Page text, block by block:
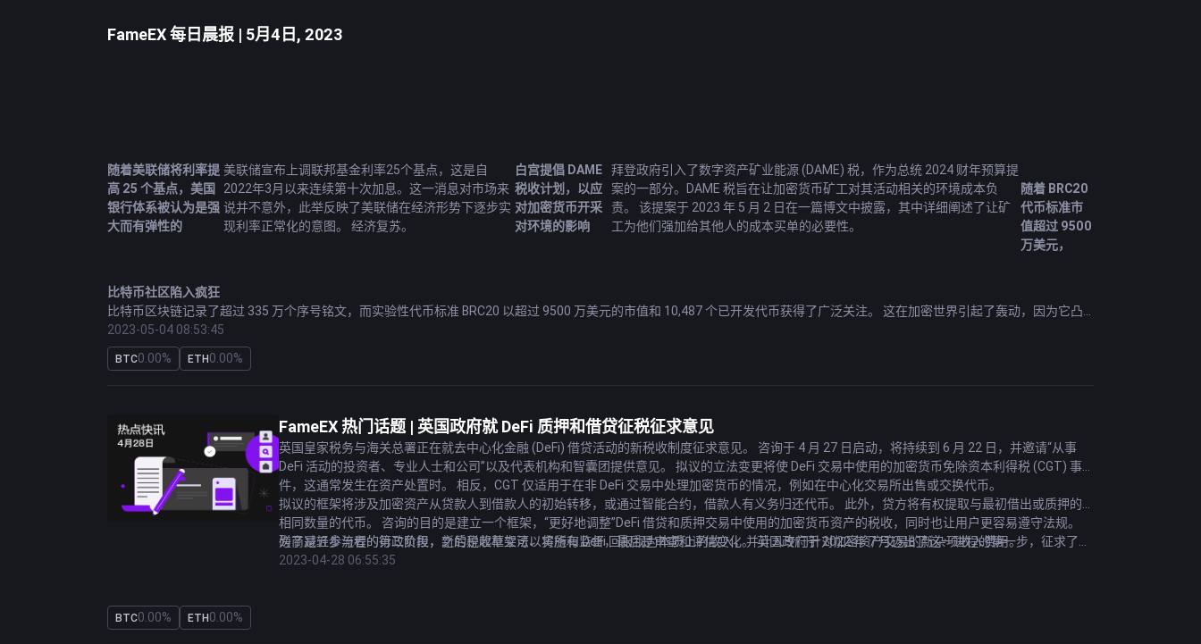
FameEX 每日晨报 | 5月4日, 2023
随着美联储将利率提
高 25 个基点，美国
银行体系被认为是强
大而有弹性的
美联储宣布上调联邦基金利率25个基点，这是自
2022年3月以来连续第十次加息。这一消息对市场来
说并不意外，此举反映了美联储在经济形势下逐步实
现利率正常化的意图。 经济复苏。
白宫提倡 DAME
税收计划，以应
对加密货币开采
对环境的影响
拜登政府引入了数字资产矿业能源 (DAME) 税，作为总统 2024 财年预算提
案的一部分。DAME 税旨在让加密货币矿工对其活动相关的环境成本负
责。 该提案于 2023 年 5 月 2 日在一篇博文中披露，其中详细阐述了让矿
工为他们强加给其他人的成本买单的必要性。
随着 BRC20
代币标准市
值超过 9500
万美元，
比特币社区陷入疯狂
比特币区块链记录了超过 335 万个序号铭文，而实验性代币标准 BRC20 以超过 9500 万美元的市值和 10,487 个已开发代币获得了广泛关注。 这在加密世界引起了轰动，因为它凸
显了人们对比特币网络上的代币标准越来越感兴趣。
中央银行和评级机构的项目记录了俄罗斯银行当年的利润
渣打银行分析师表示，如果美国债务违约，BTC 可能飙升 20,000 美元
渣打银行外汇研究主管 Geoff Kendrick 预测，如果美国违约，比特币价格可能会飙升 20,000 美元。 肯德里克表示，虽然比特币可能会升值，但以太坊等其他加密货币的价格可能会
下跌。 分析师的预测强调了市场对经济和政治不确定性做出反应的趋势，从而导致价格大幅波动。
分析师警告说，第一共和国银行倒闭可能引发更多银行倒闭、全球影响和可能的经济衰退
First Republic Bank 是今年倒闭的第四家美国银行，其接管交易引发了人们对其对美国和国际经济的潜在影响的担忧。 尽管拜登总统已向公众保证银行系统是安全的，但分析人士
警告称，这可能不是当前动荡时期最后一家银行倒闭。 该事件引发了对潜在全球影响的担忧，人们担心经济衰退迫在眉睫。
包括德克萨斯州证券委员会在内的几个州监管机构已针对 Horatiu Charlie Caragaceanu 及其公司 The Shark of Wall Street 和 Hedge4.ai 发布了停止和停止命令，以推广两种加密
货币 - TruthGPT Coin 和 Elon Musk AI Token。 这些命令旨在遏制旨在利用围绕人工智能 (AI) 的热门话题并防止消费者受骗的欺诈性证券计划。
2023-05-04 08:53:45
BTC0.00% ETH0.00%
FameEX 热门话题 | 英国政府就 DeFi 质押和借贷征税征求意见
英国皇家税务与海关总署正在就去中心化金融 (DeFi) 借贷活动的新税收制度征求意见。 咨询于 4 月 27 日启动，将持续到 6 月 22 日，并邀请“从事
DeFi 活动的投资者、专业人士和公司”以及代表机构和智囊团提供意见。 拟议的立法变更将使 DeFi 交易中使用的加密货币免除资本利得税 (CGT) 事
件，这通常发生在资产处置时。 相反，CGT 仅适用于在非 DeFi 交易中处理加密货币的情况，例如在中心化交易所出售或交换代币。
拟议的框架将涉及加密资产从贷款人到借款人的初始转移，或通过智能合约，借款人有义务归还代币。 此外，贷方将有权提取与最初借出或质押的
相同数量的代币。 咨询的目的是建立一个框架，“更好地调整”DeFi 借贷和质押交易中使用的加密货币资产的税收，同时也让用户更容易遵守法规。
为了减轻参与者的行政负担，新的税收框架可以将所有 DeFi 回报视为本质上的收入，并计入专门针对加密资产交易的新杂项收入费用。
磋商是五步流程的第二阶段，之后是起草立法、实施和监督，最后是审查和评估变化。 英国政府于 2022 年 7 月迈出了这一进程的第一步，征求了有
关 DeFi 背景下加密资产贷款和质押征税的反馈意见。 拟议变更的主要目标是简化行政流程，降低纳税人参与 DeFi 的成本，并探索税收待遇如何更好
2023-04-28 06:55:35
BTC0.00% ETH0.00%